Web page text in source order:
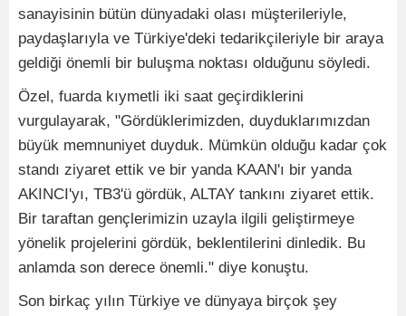
sanayisinin bütün dünyadaki olası müşterileriyle,
paydaşlarıyla ve Türkiye'deki tedarikçileriyle bir araya
geldiği önemli bir buluşma noktası olduğunu söyledi.
Özel, fuarda kıymetli iki saat geçirdiklerini
vurgulayarak, "Gördüklerimizden, duyduklarımızdan
büyük memnuniyet duyduk. Mümkün olduğu kadar çok
standı ziyaret ettik ve bir yanda KAAN'ı bir yanda
AKINCI'yı, TB3'ü gördük, ALTAY tankını ziyaret ettik.
Bir taraftan gençlerimizin uzayla ilgili geliştirmeye
yönelik projelerini gördük, beklentilerini dinledik. Bu
anlamda son derece önemli." diye konuştu.
Son birkaç yılın Türkiye ve dünyaya birçok şey